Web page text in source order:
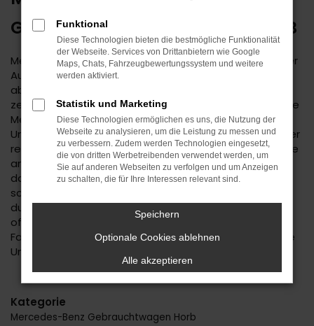
GRENZENLOSE MOBILITÄT IN HORB
Mercedes-Benz ist ein bemerkenswerter Hersteller. Der
Autobauer steht einerseits für Tradition, andererseits
aber immer auch für Aufbruchstimmung und eine
zeitgemäße Ausstattung. Im Autohaus Daub finden Sie
Mercedes-Benz für Ihre Mobilität in Horb und
Umgebung. Wir sind ein Familienunternehmen mit tiefer
regionaler Verwurzelung. Seit 1974 bieten wir Fahrzeuge
an, wobei Mercedes-Benz einen der Schwerpunkte
darstellt. Kundinnen und Kunden aus Horb kennen und
schätzen unseren Service und die persönliche und
durchweg individuelle Beratung. Wir haben immer ein
offenes Ohr für Sie und Ihre Anliegen und liefern
Fahrzeuge natürlich auch nach Horb oder in die nähere
Umgebung.
Kategorie
Mercedes-Benz Gebrauchtwagen Horb
Funktional
Diese Technologien bieten die bestmögliche Funktionalität
der Webseite. Services von Drittanbietern wie Google
Maps, Chats, Fahrzeugbewertungssystem und weitere
werden aktiviert.
Statistik und Marketing
Diese Technologien ermöglichen es uns, die Nutzung der
Webseite zu analysieren, um die Leistung zu messen und
zu verbessern. Zudem werden Technologien eingesetzt,
die von dritten Werbetreibenden verwendet werden, um
Sie auf anderen Webseiten zu verfolgen und um Anzeigen
zu schalten, die für Ihre Interessen relevant sind.
Speichern
Optionale Cookies ablehnen
Alle akzeptieren